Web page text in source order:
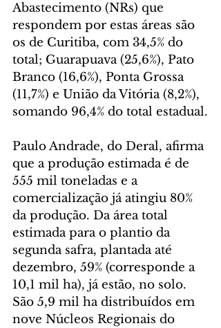
Abastecimento (NRs) que
respondem por estas áreas são
os de Curitiba, com 34,5% do
total; Guarapuava (25,6%), Pato
Branco (16,6%), Ponta Grossa
(11,7%) e União da Vitória (8,2%),
somando 96,4% do total estadual.
Paulo Andrade, do Deral, afirma
que a produção estimada é de
555 mil toneladas e a
comercialização já atingiu 80%
da produção. Da área total
estimada para o plantio da
segunda safra, plantada até
dezembro, 59% (corresponde a
10,1 mil ha), já estão, no solo.
São 5,9 mil ha distribuídos em
nove Núcleos Regionais do